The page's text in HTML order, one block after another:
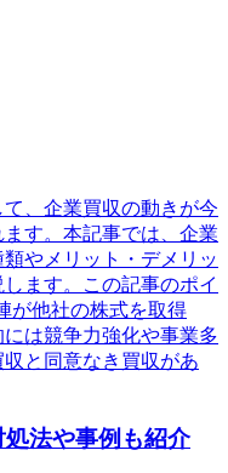
、企業買収の動きが今
す。本記事では、企業
やメリット・デメリッ
ます。この記事のポイ
が他社の株式を取得
は競争力強化や事業多
と同意なき買収があ
法や事例も紹介